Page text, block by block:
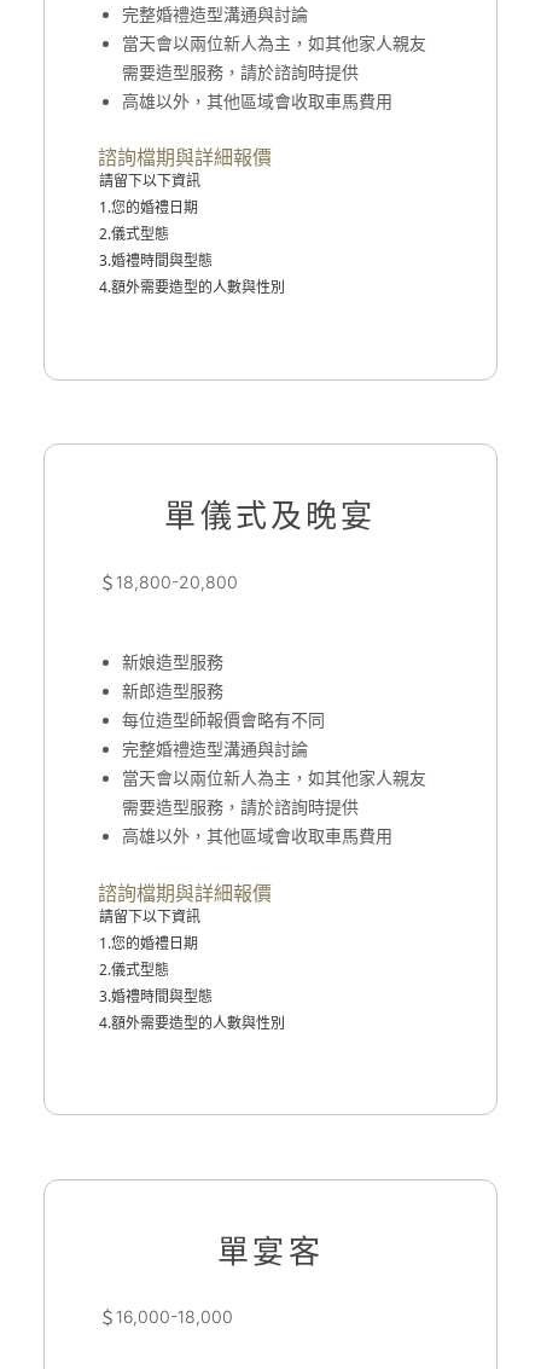
完整婚禮造型溝通與討論
當天會以兩位新人為主，如其他家人親友
需要造型服務，請於諮詢時提供
高雄以外，其他區域會收取車馬費用
諮詢檔期與詳細報價
請留下以下資訊
1.您的婚禮日期
2.儀式型態
3.婚禮時間與型態
4.額外需要造型的人數與性別
單儀式及晚宴
＄18,800-20,800
新娘造型服務
新郎造型服務
每位造型師報價會略有不同
完整婚禮造型溝通與討論
當天會以兩位新人為主，如其他家人親友
需要造型服務，請於諮詢時提供
高雄以外，其他區域會收取車馬費用
諮詢檔期與詳細報價
請留下以下資訊
1.您的婚禮日期
2.儀式型態
3.婚禮時間與型態
4.額外需要造型的人數與性別
單宴客
＄16,000-18,000